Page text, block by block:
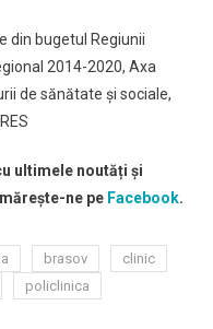
din bugetul Regiunii
2014-2020, Axa
de sănătate şi sociale,
ultimele noutăți și
ne pe Facebook.
brasov
clinic
policlinica